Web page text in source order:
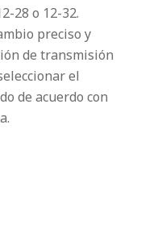
28 o 12-32.
preciso y
de transmisión
el
de acuerdo con